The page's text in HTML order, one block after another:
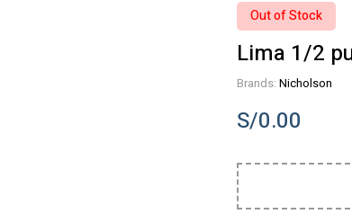
Out of Stock
Lima 1/2
Brands: Nicholson
S/0.00